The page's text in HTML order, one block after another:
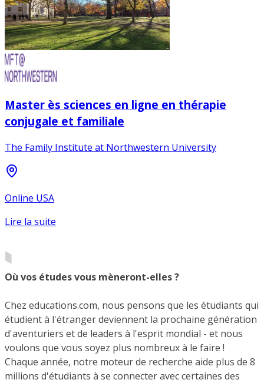
Master ès sciences en ligne en thérapie
conjugale et familiale
The Family Institute at Northwestern University
Online USA
Lire la suite
Où vos études vous mèneront-elles ?
Chez educations.com, nous pensons que les étudiants qui
étudient à l'étranger deviennent la prochaine génération
d'aventuriers et de leaders à l'esprit mondial - et nous
voulons que vous soyez plus nombreux à le faire !
Chaque année, notre moteur de recherche aide plus de 8
millions d'étudiants à se connecter avec certaines des